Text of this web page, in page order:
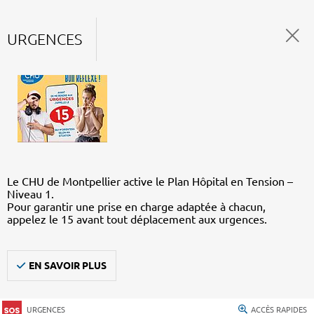
URGENCES
Le CHU de Montpellier active le Plan Hôpital en Tension –
Niveau 1.
Pour garantir une prise en charge adaptée à chacun,
appelez le 15 avant tout déplacement aux urgences.
EN SAVOIR PLUS
URGENCES ACCÈS RAPIDES